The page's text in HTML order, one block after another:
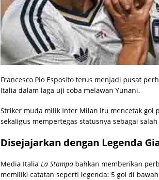
Francesco Pio Esposito terus menjadi pusat
Italia dalam laga uji coba melawan Yunani.
Striker muda milik Inter Milan itu mencetak gol
sekaligus mempertegas statusnya sebagai
Disejajarkan dengan Legenda
Media Italia La Stampa bahkan memberikan
memiliki catatan seperti legenda: 5 gol di